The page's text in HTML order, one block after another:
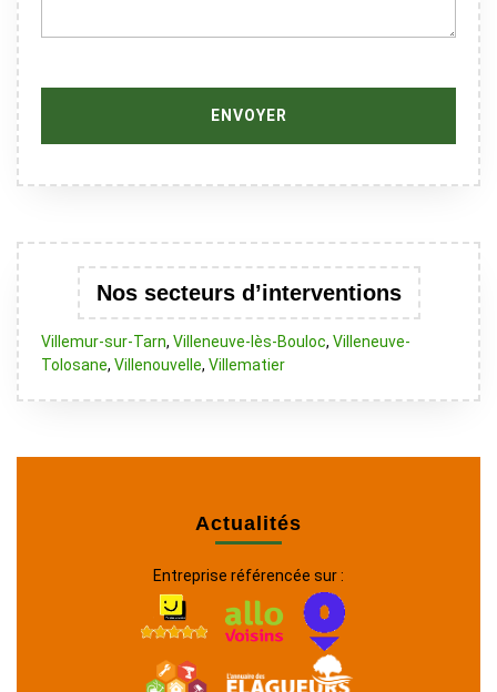
Nos secteurs d’interventions
Villemur-sur-Tarn, Villeneuve-lès-Bouloc, Villeneuve-
Tolosane, Villenouvelle, Villematier
Actualités
Entreprise référencée sur :